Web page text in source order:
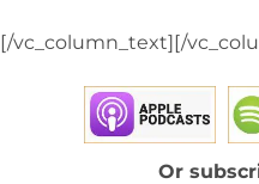
[/vc_column_text][/
Or